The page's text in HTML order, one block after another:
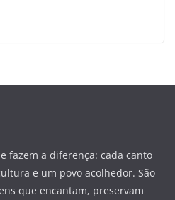
fazem a diferença: cada canto
e um povo acolhedor. São
que encantam, preservam